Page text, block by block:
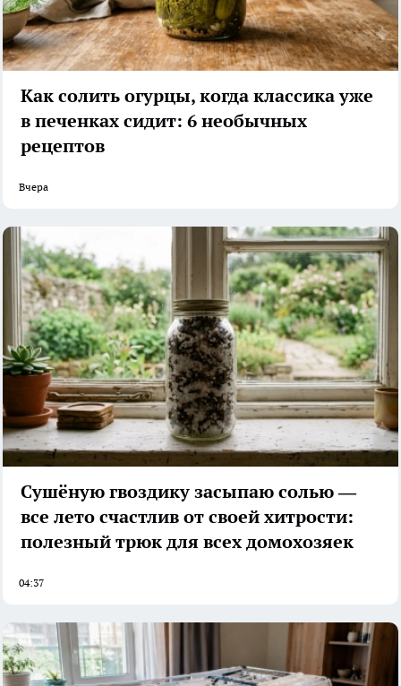
Как солить огурцы, когда классика уже
в печенках сидит: 6 необычных
рецептов
Вчера
Сушёную гвоздику засыпаю солью —
все лето счастлив от своей хитрости:
полезный трюк для всех домохозяек
04:37